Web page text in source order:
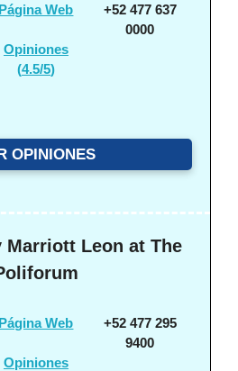
Página Web
Opiniones
(4.5/5)
+52 477 637
0000
OPINIONES
Marriott Leon at The
Página Web
Opiniones
+52 477 295
9400